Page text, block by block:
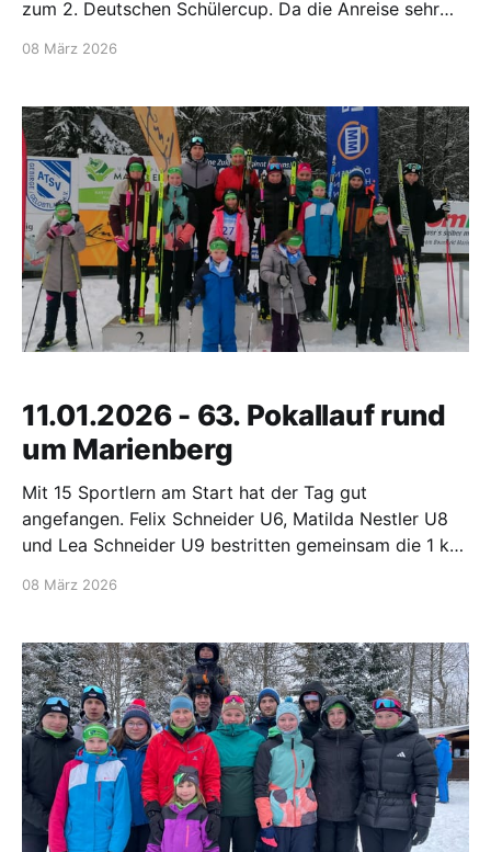
zum 2. Deutschen Schülercup. Da die Anreise sehr
Nachmittags ging
08 März 2026
11.01.2026 - 63. Pokallauf rund
um Marienberg
Mit 15 Sportlern am Start hat der Tag gut
angefangen. Felix Schneider U6, Matilda Nestler U8
und Lea Schneider U9 bestritten gemeinsam die 1 km
08 März 2026